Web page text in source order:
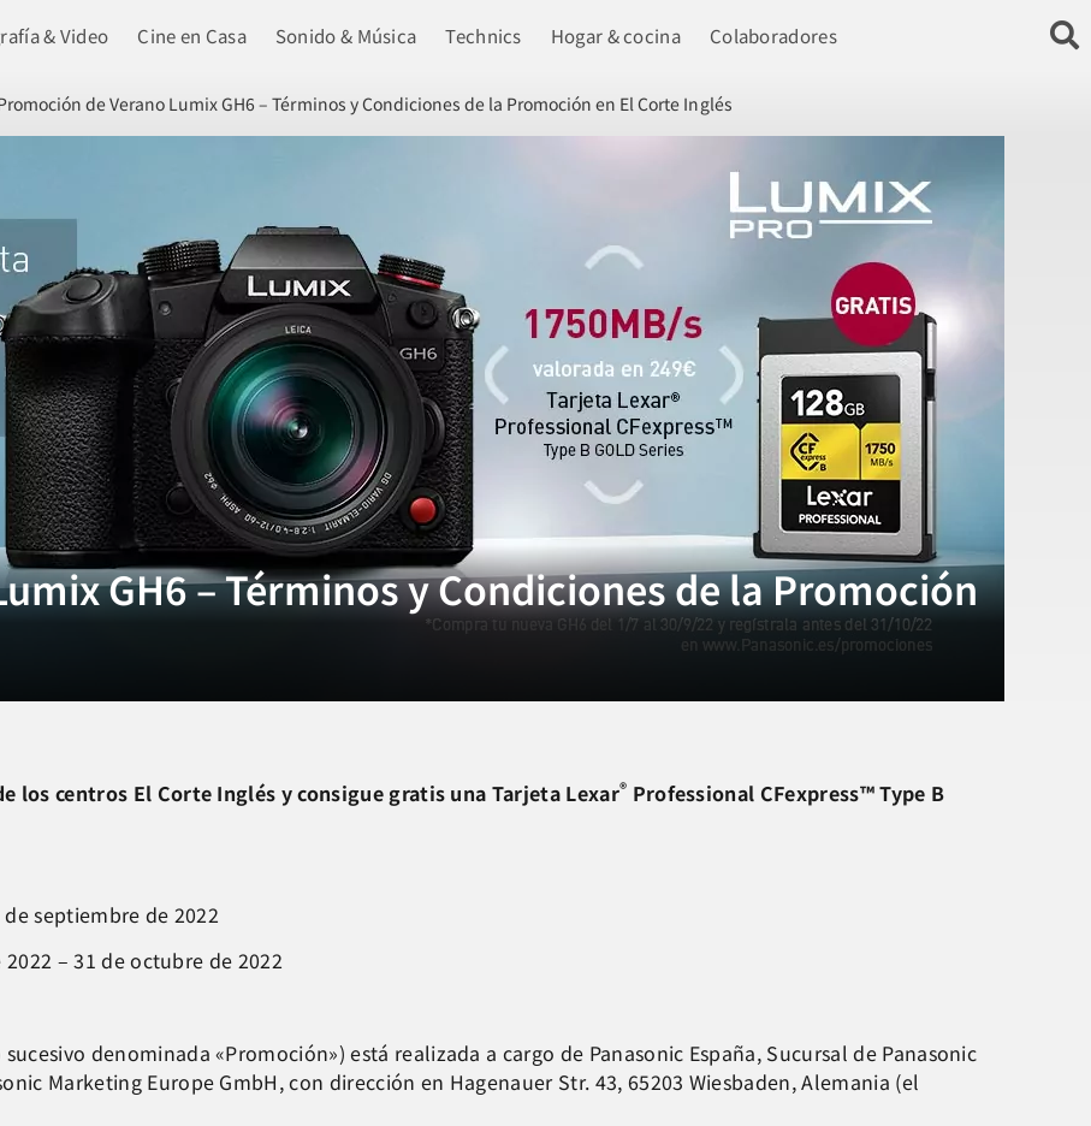
& Video Cine en Casa Sonido & Música Technics Hogar & cocina Colaboradores
de Verano Lumix GH6 – Términos y Condiciones de la Promoción en El Corte Inglés
GH6 – Términos y Condiciones de la Promoción
los centros El Corte Inglés y consigue gratis una Tarjeta Lexar® Professional CFexpress™ Type B
septiembre de 2022
– 31 de octubre de 2022
sucesivo denominada «Promoción») está realizada a cargo de Panasonic España, Sucursal de Panasonic
Marketing Europe GmbH, con dirección en Hagenauer Str. 43, 65203 Wiesbaden, Alemania (el